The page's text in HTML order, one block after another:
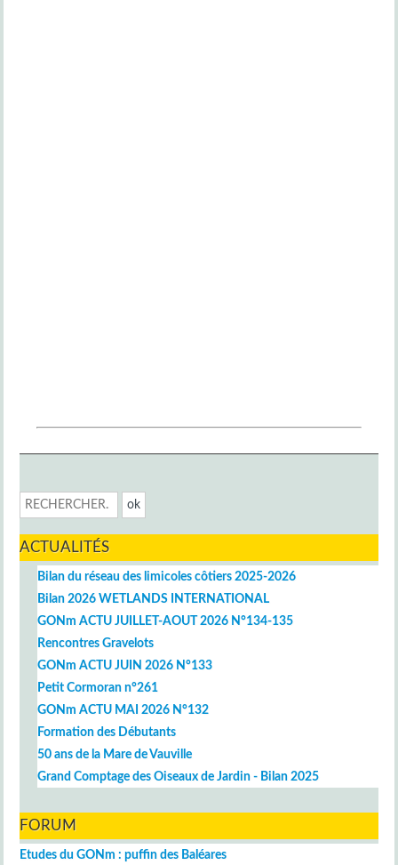
ACTUALITÉS
Bilan du réseau des limicoles côtiers 2025-2026
Bilan 2026 WETLANDS INTERNATIONAL
GONm ACTU JUILLET-AOUT 2026 N°134-135
Rencontres Gravelots
GONm ACTU JUIN 2026 N°133
Petit Cormoran n°261
GONm ACTU MAI 2026 N°132
Formation des Débutants
50 ans de la Mare de Vauville
Grand Comptage des Oiseaux de Jardin - Bilan 2025
FORUM
Etudes du GONm : puffin des Baléares